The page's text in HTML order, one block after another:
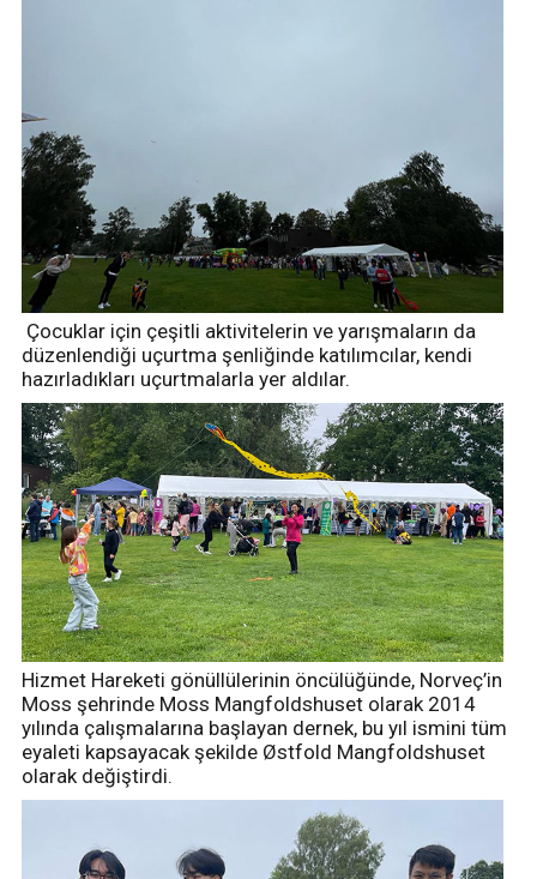
Çocuklar için çeşitli aktivitelerin ve yarışmaların da
düzenlendiği uçurtma şenliğinde katılımcılar, kendi
hazırladıkları uçurtmalarla yer aldılar.
Hizmet Hareketi gönüllülerinin öncülüğünde, Norveç’in
Moss şehrinde Moss Mangfoldshuset olarak 2014
yılında çalışmalarına başlayan dernek, bu yıl ismini tüm
eyaleti kapsayacak şekilde Østfold Mangfoldshuset
olarak değiştirdi.